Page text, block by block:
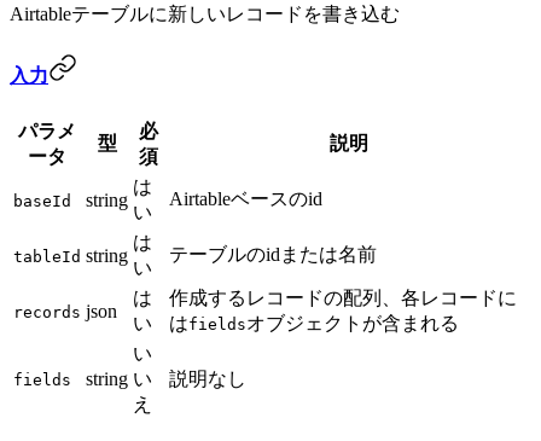
Airtableテーブルに新しいレコードを書き込む
入力
パラメ
ータ
型
必
須
説明
baseId string
は
い
Airtableベースのid
tableId string
は
い
テーブルのidまたは名前
records json
は
い
作成するレコードの配列、各レコードに
はfieldsオブジェクトが含まれる
fields string
い
い
え
説明なし